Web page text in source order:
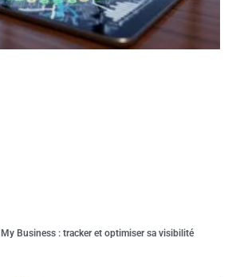
Business : tracker et optimiser sa visibilité